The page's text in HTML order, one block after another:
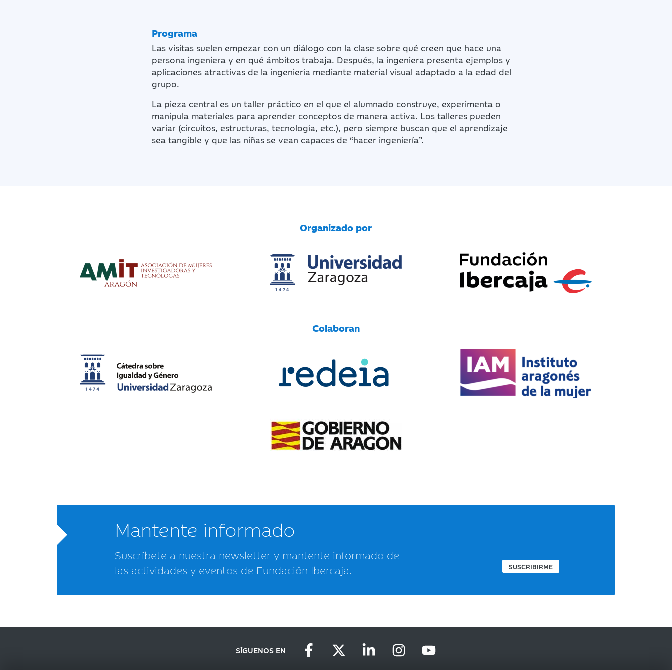
Programa
Las visitas suelen empezar con un diálogo con la clase sobre qué creen que hace una
persona ingeniera y en qué ámbitos trabaja. Después, la ingeniera presenta ejemplos y
aplicaciones atractivas de la ingeniería mediante material visual adaptado a la edad del
grupo.
La pieza central es un taller práctico en el que el alumnado construye, experimenta o
manipula materiales para aprender conceptos de manera activa. Los talleres pueden
variar (circuitos, estructuras, tecnología, etc.), pero siempre buscan que el aprendizaje
sea tangible y que las niñas se vean capaces de “hacer ingeniería”.
Organizado por
Colaboran
Mantente informado
Suscríbete a nuestra newsletter y mantente informado de
las actividades y eventos de Fundación Ibercaja.
SUSCRIBIRME
SÍGUENOS EN